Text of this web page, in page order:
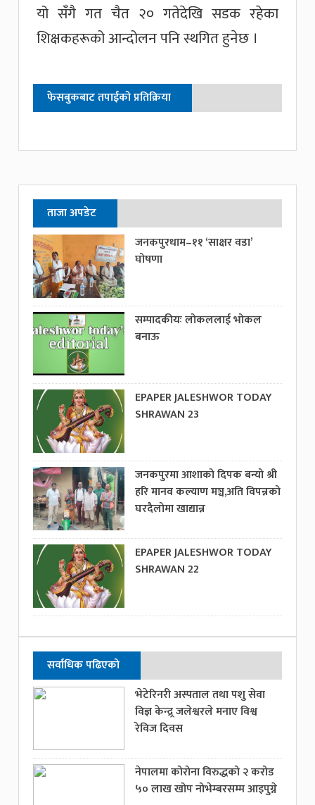
यो सँगै गत चैत २० गतेदेखि सडक रहेका
शिक्षकहरूको आन्दोलन पनि स्थगित हुनेछ ।
फेसबुकबाट तपाईको प्रतिक्रिया
ताजा अपडेट
जनकपुरधाम–११ ‘साक्षर वडा’
घोषणा
सम्पादकीयः लोकललाई भोकल
बनाऊ
EPAPER JALESHWOR TODAY
SHRAWAN 23
जनकपुरमा आशाको दिपक बन्यो श्री
हरि मानव कल्याण मञ्च,अति विपन्नको
घरदैलोमा खाद्यान्न
EPAPER JALESHWOR TODAY
SHRAWAN 22
सर्वाधिक पढिएको
भेटेरिनरी अस्पताल तथा पशु सेवा
विज्ञ केन्द्र्र जलेश्वरले मनाए विश्व
रेविज दिवस
नेपालमा कोरोना विरुद्धको २ करोड
५० लाख खोप नोभेम्बरसम्म आइपुग्ने